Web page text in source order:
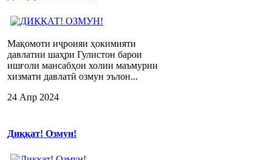
Мақомоти иҷроияи ҳокимияти
давлатии шаҳри Гулистон барои
ишғоли мансабҳои холии маъмурии
хизмати давлатӣ озмун эълон...
24 Апр 2024
Диққат! Озмун!